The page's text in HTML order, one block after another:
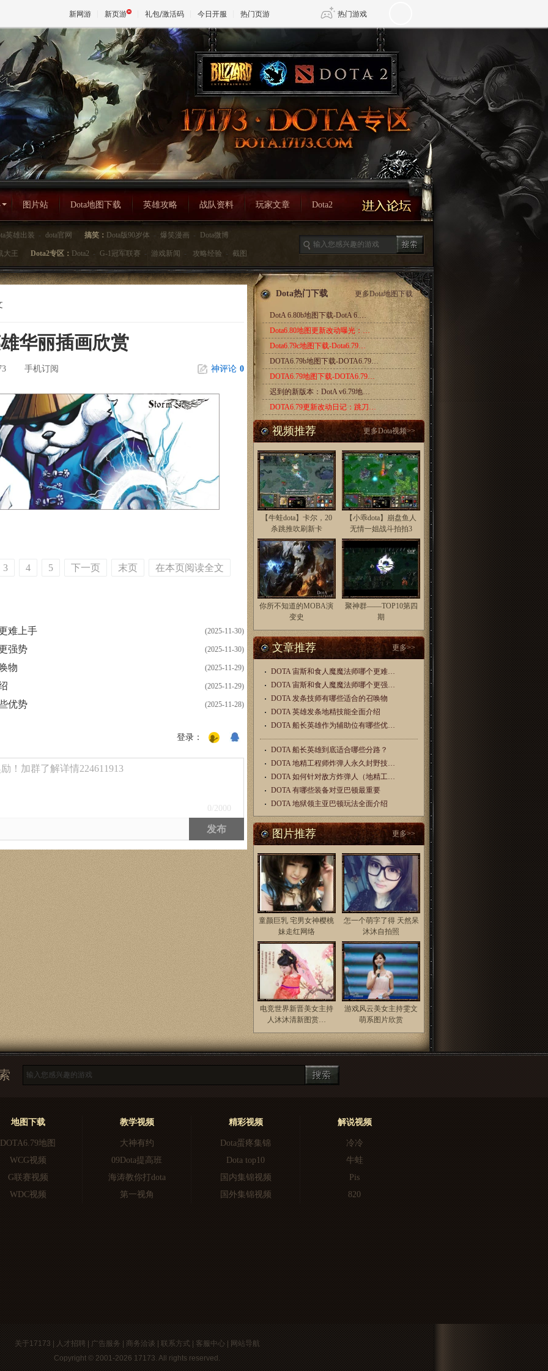
新网游 新页游 礼包/激活码 今日开服 热门页游 热门游戏
魔兽 DNF 传奇4
天堂 剑网3旗舰版 新天龙八部
王权与自由 诛仙世界 仙剑世界
图片站 Dota地图下载 英雄攻略 战队资料 玩家文章 Dota2
英雄出装 - dota官网 搞笑： Dota版90岁体 - 爆笑漫画 - Dota微博
大王 Dota2专区： Dota2 - G-1冠军联赛 - 游戏新闻 - 攻略经验 - 截图
华丽插画欣赏
手机订阅 神评论 0
3 4 5 下一页 末页 在本页阅读全文
(2025-11-30)
难上手
(2025-11-30)
强势
(2025-11-29)
物
(2025-11-29)
(2025-11-28)
优势
登录：
！加群了解详情224611913
0 /2000
发布
Dota热门下载 更多Dota地图下载
DotA 6.80b地图下载-DotA 6.…
Dota6.80地图更新改动曝光：…
Dota6.79c地图下载-Dota6.79…
DOTA6.79b地图下载-DOTA6.79…
DOTA6.79地图下载-DOTA6.79…
迟到的新版本：DotA v6.79地…
DOTA6.79更新改动日记：跳刀…
视频推荐 更多Dota视频>>
【牛蛙dota】卡尔，20
杀跳推吹刷新卡
【小乖dota】崩盘鱼人
无情一姐战斗拍拍3
你所不知道的MOBA演
变史
聚神群——TOP10第四
期
文章推荐 更多>>
DOTA 宙斯和食人魔魔法师哪个更难…
DOTA 宙斯和食人魔魔法师哪个更强…
DOTA 发条技师有哪些适合的召唤物
DOTA 英雄发条地精技能全面介绍
DOTA 船长英雄作为辅助位有哪些优…
DOTA 船长英雄到底适合哪些分路？
DOTA 地精工程师炸弹人永久封野技…
DOTA 如何针对敌方炸弹人（地精工…
DOTA 有哪些装备对亚巴顿最重要
DOTA 地狱领主亚巴顿玩法全面介绍
图片推荐 更多>>
童颜巨乳 宅男女神樱桃
妹走红网络
怎一个萌字了得 天然呆
沐沐自拍照
电竞世界新晋美女主持
人沐沐清新图赏…
游戏风云美女主持雯文
萌系图片欣赏
地图下载
DOTA6.79地图
WCG视频
G联赛视频
WDC视频
教学视频
大神有约
09Dota提高班
海涛教你打dota
第一视角
精彩视频
Dota蛋疼集锦
Dota top10
国内集锦视频
国外集锦视频
解说视频
冷冷
牛蛙
Pis
820
关于17173| 人才招聘 广告服务| 商务洽谈| 联系方式| 客服中心|
网站导航
Copyright © 2001-2026 17173. All rights reserved.